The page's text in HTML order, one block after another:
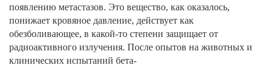
появлению метастазов. Это вещество, как оказалось,
понижает кровяное давление, действует как
обезболивающее, в какой-то степени защищает от
радиоактивного излучения. После опытов на животных и
клинических испытаний бета-